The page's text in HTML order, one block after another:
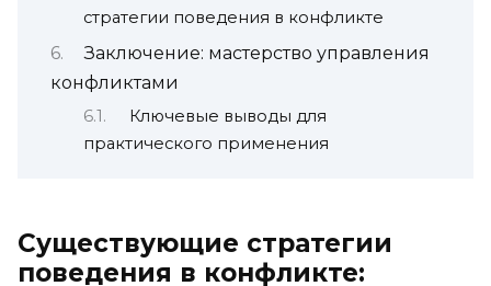
стратегии поведения в конфликте
Заключение: мастерство управления
конфликтами
Ключевые выводы для
практического применения
Существующие стратегии
поведения в конфликте: